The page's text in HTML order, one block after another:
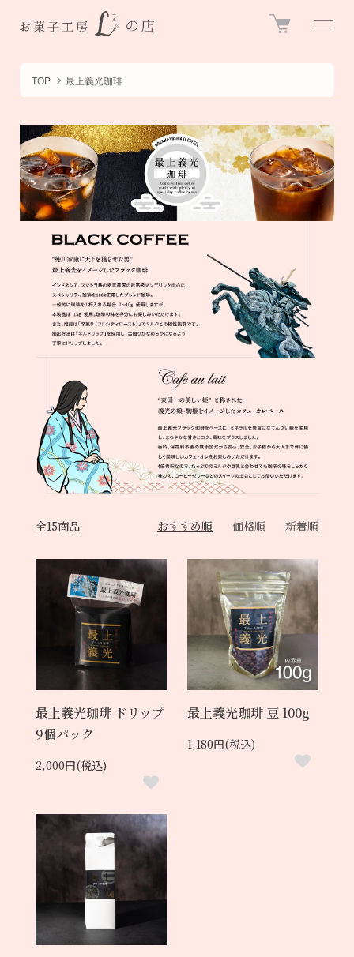
TOP 最上義光珈琲
全15商品 おすすめ順 価格順 新着順
最上義光珈琲 ドリップ
9個パック
2,000円(税込)
最上義光珈琲 豆 100g
1,180円(税込)